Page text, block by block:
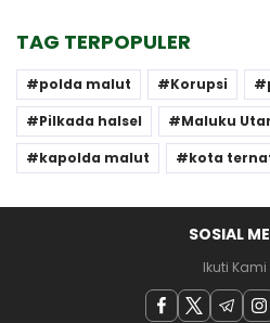
TAG TERPOPULER
polda malut Korupsi
Pilkada halsel
Maluku
kapolda malut
kota
SOSIAL
Ikuti Kami